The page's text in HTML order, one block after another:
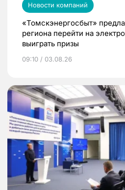
Новости компаний
«Томскэнергосбыт»
региона перейти на
выиграть призы
09:10 / 03.08.26